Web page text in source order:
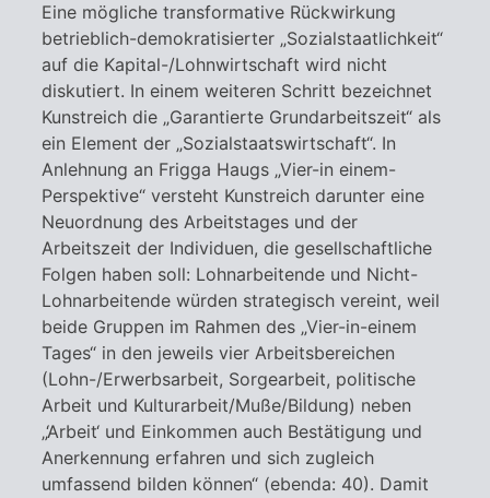
Eine mögliche transformative Rückwirkung
betrieblich-demokratisierter „Sozialstaatlichkeit“
auf die Kapital-/Lohnwirtschaft wird nicht
diskutiert. In einem weiteren Schritt bezeichnet
Kunstreich die „Garantierte Grundarbeitszeit“ als
ein Element der „Sozialstaatswirtschaft“. In
Anlehnung an Frigga Haugs „Vier-in einem-
Perspektive“ versteht Kunstreich darunter eine
Neuordnung des Arbeitstages und der
Arbeitszeit der Individuen, die gesellschaftliche
Folgen haben soll: Lohnarbeitende und Nicht-
Lohnarbeitende würden strategisch vereint, weil
beide Gruppen im Rahmen des „Vier-in-einem
Tages“ in den jeweils vier Arbeitsbereichen
(Lohn-/Erwerbsarbeit, Sorgearbeit, politische
Arbeit und Kulturarbeit/Muße/Bildung) neben
„‘Arbeit‘ und Einkommen auch Bestätigung und
Anerkennung erfahren und sich zugleich
umfassend bilden können“ (ebenda: 40). Damit